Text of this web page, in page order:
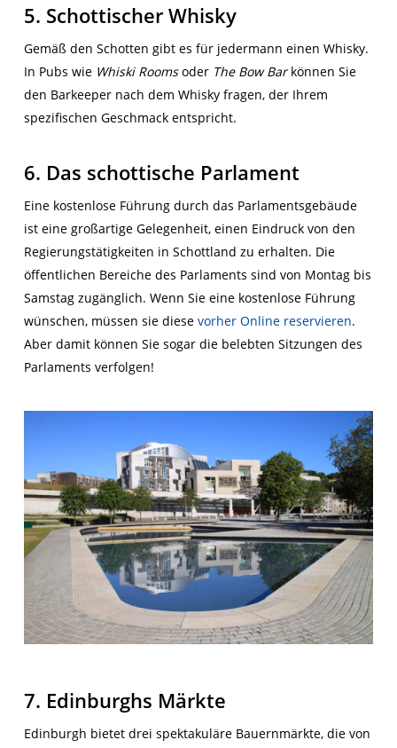
5. Schottischer Whisky
Gemäß den Schotten gibt es für jedermann einen Whisky.
In Pubs wie Whiski Roomsoder The Bow Barkönnen Sie
den Barkeeper nach dem Whisky fragen, der Ihrem
spezifischen Geschmack entspricht.
6. Das schottische Parlament
Eine kostenlose Führung durch das Parlamentsgebäude
ist eine großartige Gelegenheit, einen Eindruck von den
Regierungstätigkeiten in Schottland zu erhalten. Die
öffentlichen Bereiche des Parlaments sind von Montag bis
Samstag zugänglich. Wenn Sie eine kostenlose Führung
wünschen, müssen sie diese vorher Online reservieren.
Aber damit können Sie sogar die belebten Sitzungen des
Parlaments verfolgen!
7. Edinburghs Märkte
Edinburgh bietet drei spektakuläre Bauernmärkte, die von